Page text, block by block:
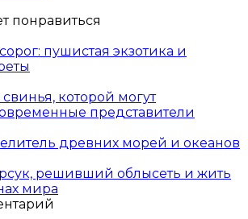
понравиться
пушистая экзотика и
которой могут
представители
древних морей и океанов
решивший облысеть и жить
мира